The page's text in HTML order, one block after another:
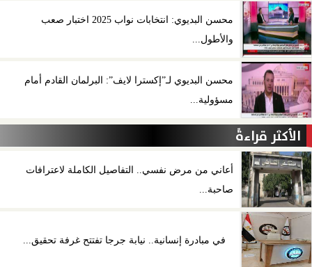
محسن البديوي: انتخابات نواب 2025 اختبار صعب
والأطول...
محسن البديوي لـ”إكسترا لايف”: البرلمان القادم أمام
مسؤولية...
الأكثر قراءةً
أعاني من مرض نفسي.. التفاصيل الكاملة لاعترافات
صاحبة...
في مبادرة إنسانية.. نيابة جرجا تفتتح غرفة تحقيق...